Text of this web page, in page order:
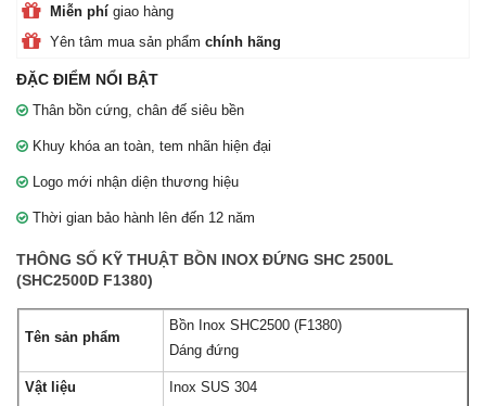
Miễn phí giao hàng
Yên tâm mua sản phẩm chính hãng
ĐẶC ĐIỂM NỔI BẬT
Thân bồn cứng, chân đế siêu bền
Khuy khóa an toàn, tem nhãn hiện đại
Logo mới nhận diện thương hiệu
Thời gian bảo hành lên đến 12 năm
THÔNG SỐ KỸ THUẬT BỒN INOX ĐỨNG SHC 2500L
(SHC2500D F1380)
Tên sản phẩm
Bồn Inox SHC2500 (F1380)
Dáng đứng
Vật liệu Inox SUS 304